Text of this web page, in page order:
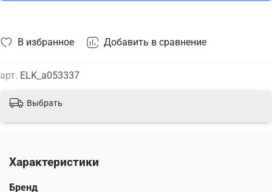
В избранное Добавить в сравнение
арт. ELK_a053337
Выбрать
Характеристики
Бренд